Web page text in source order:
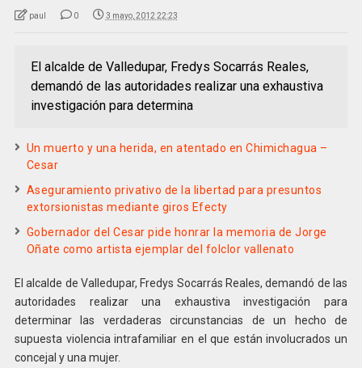
paul 0 3 mayo, 2012 22:23
El alcalde de Valledupar, Fredys Socarrás Reales,
demandó de las autoridades realizar una exhaustiva
investigación para determina
Un muerto y una herida, en atentado en Chimichagua –
Cesar
Aseguramiento privativo de la libertad para presuntos
extorsionistas mediante giros Efecty
Gobernador del Cesar pide honrar la memoria de Jorge
Oñate como artista ejemplar del folclor vallenato
El alcalde de Valledupar, Fredys Socarrás Reales, demandó de las
autoridades realizar una exhaustiva investigación para
determinar las verdaderas circunstancias de un hecho de
supuesta violencia intrafamiliar en el que están involucrados un
concejal y una mujer.